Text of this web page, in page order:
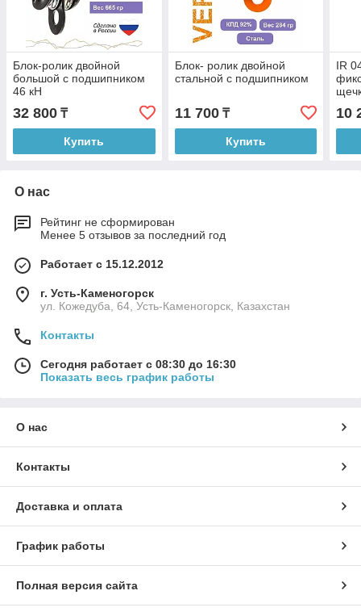
Блок-ролик двойной
большой с подшипником
46 кН
32 800 ₸
Купить
Блок- ролик двойной
стальной с подшипником
11 700₸
Купить
IR
10
О нас
Рейтинг не сформирован
Менее 5 отзывов за последний год
Работает с 15.12.2012
г. Усть-Каменогорск
ул. Кожедуба, 64, Усть-Каменогорск, Казахстан
Контакты
Сегодня работает с 08:30 до 16:30
Показать весь график работы
О нас
Контакты
Доставка и оплата
График работы
Полная версия сайта